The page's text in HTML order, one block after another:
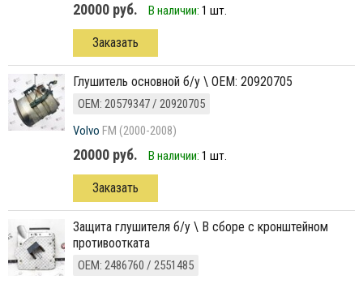
20000 руб. В наличии: 1 шт.
Заказать
глушитель основной б/у \ ОЕМ: 20920705
ОЕМ: 20579347 / 20920705
Volvo FM (2000-2008)
20000 руб. В наличии: 1 шт.
Заказать
Защита глушителя б/у \ В сборе с кронштейном
противоотката
ОЕМ: 2486760 / 2551485